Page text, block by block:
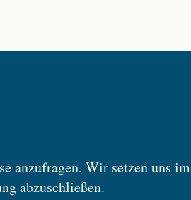
anzufragen. Wir setzen uns im
abzuschließen.